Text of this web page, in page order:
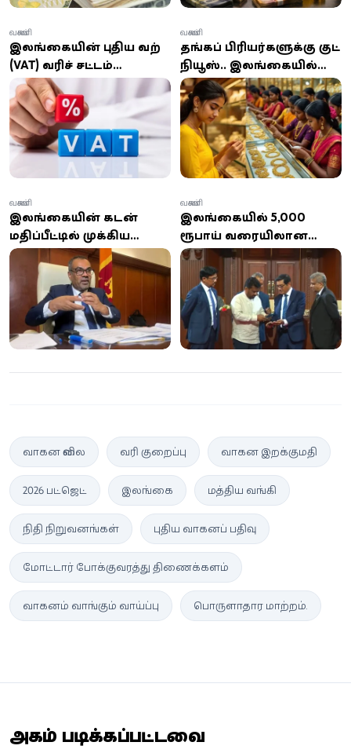
இலங்கையின் புதிய வற்
(VAT) வரிச் சட்டம்
நடைமுறைக்கு வந்தது:
வரம்பு மற்றும் டிஜிட்டல்
சேவைகளில் மாற்றங்கள்!
வணிகம்
தங்கப் பிரியர்களுக்கு குட்
நியூஸ்.. இலங்கையில்
இன்று தங்க விலையில்
அதிரடி மாற்றம்
வணிகம்
இலங்கையின் கடன்
மதிப்பீட்டில் முக்கிய
முன்னேற்றம்...
அரசாங்கம் கூறும்
வெற்றிக் காரணம்
என்ன?
வணிகம்
இலங்கையில் 5,000
ரூபாய் வரையிலான
கட்டணமில்லா QR
பரிவர்த்தனை ஆரம்பம்
வணிகம்
வாகன விலை வரி குறைப்பு வாகன இறக்குமதி
2026 பட்ஜெட் இலங்கை மத்திய வங்கி
நிதி நிறுவனங்கள் புதிய வாகனப் பதிவு
மோட்டார் போக்குவரத்து திணைக்களம்
வாகனம் வாங்கும் வாய்ப்பு பொருளாதார மாற்றம்.
அதிகம் படிக்கப்பட்டவை